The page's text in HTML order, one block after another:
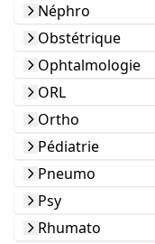
Néphro
Obstétrique
Ophtalmologie
ORL
Ortho
Pédiatrie
Pneumo
Psy
Rhumato